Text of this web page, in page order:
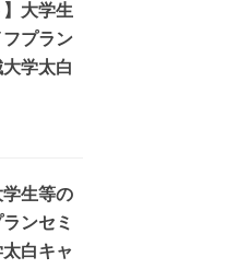
】大学生
プラン
学太白
学生等の
ンセミ
白キャ